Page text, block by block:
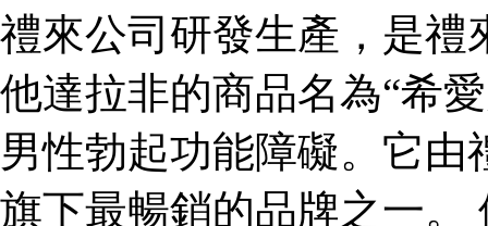
禮來公司研發生產，是禮
他達拉非的商品名為“希
男性勃起功能障礙。它
旗下最暢銷的品牌之一。